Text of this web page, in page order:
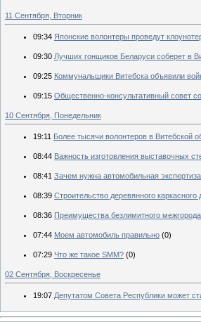
11 Сентября, Вторник
09:34 Японские волонтеры проведут
09:30 Лучших гонщиков Беларуси соберет в
09:25 Коммунальщики Витебска объявили
09:15 Общественно-консультативный совет
10 Сентября, Понедельник
19:11 Более тысячи волонтеров в Витебской
08:44 Важность изготовления выставочных
08:41 Зачем нужна автомобильная
08:39 Строительство деревянного
08:36 Преимущества безлимитного межгорода
07:44 Моем автомобиль правильно (0)
07:29 Что же такое SMM? (0)
02 Сентября, Воскресенье
19:07 Депутатом Совета Республики может